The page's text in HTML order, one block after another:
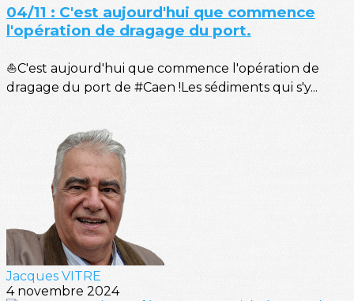
04/11 : C'est aujourd'hui que commence
l'opération de dragage du port.
⛵C'est aujourd'hui que commence l'opération de
dragage du port de #Caen !Les sédiments qui s'y...
Jacques VITRE
4 novembre 2024